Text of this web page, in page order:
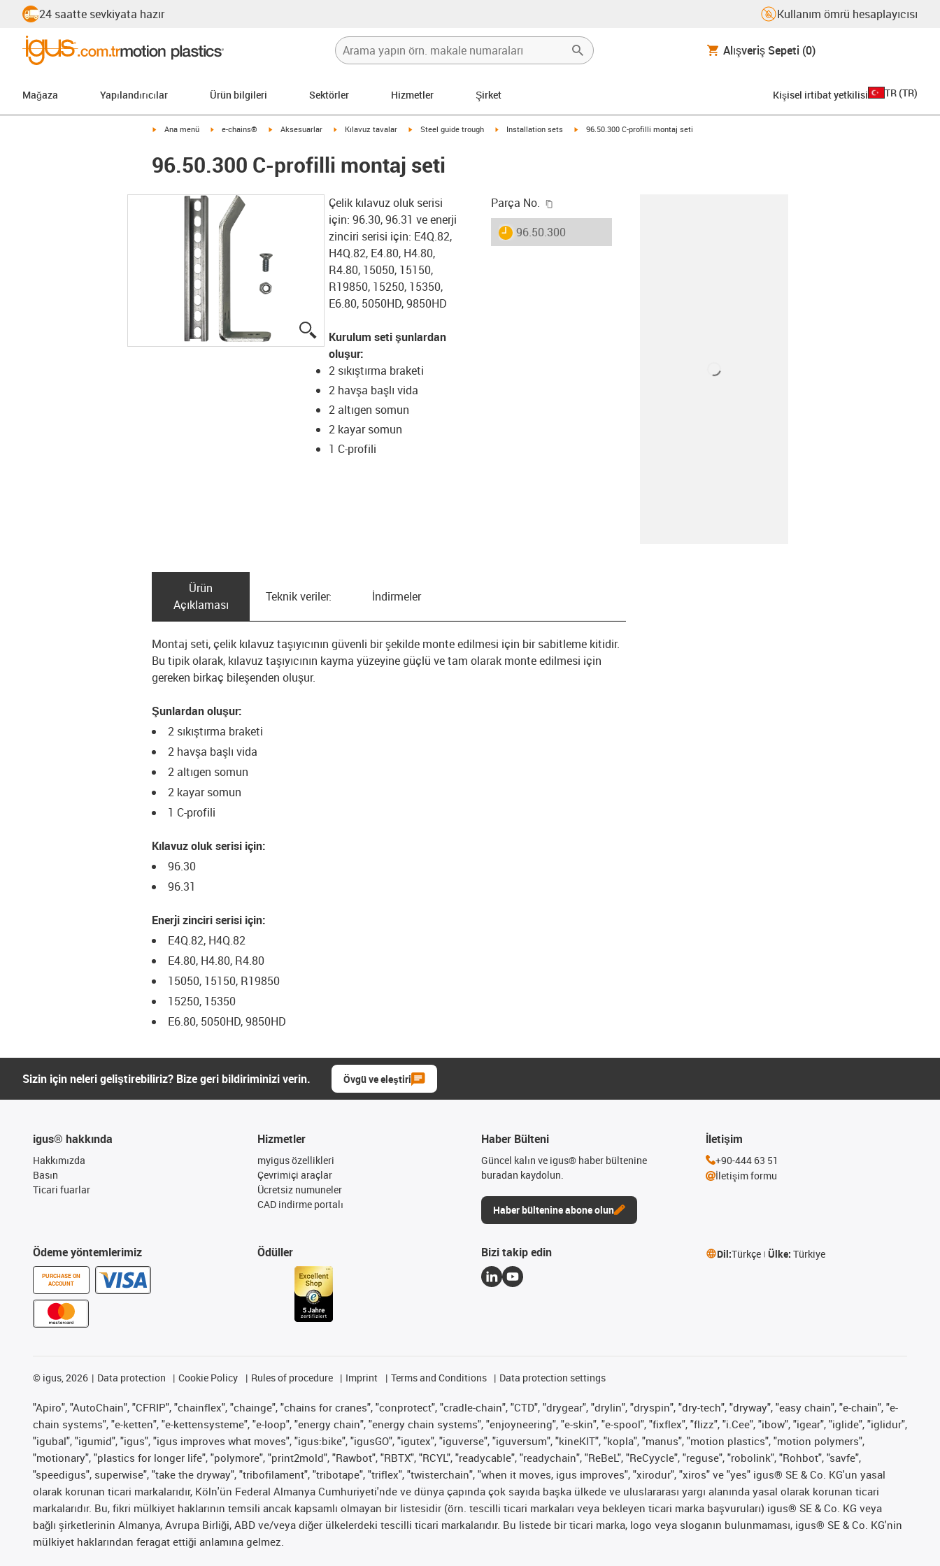
24 saatte sevkiyata hazır Kullanım ömrü hesaplayıcısı
Alışveriş Sepeti (0)
Mağaza Yapılandırıcılar Ürün bilgileri Sektörler Hizmetler Şirket Kişisel irtibat yetkilisi TR (TR)
igus-icon-arrow-right
Ana menü igus-icon-arrow-right
e-chains® igus-icon-arrow-right
Aksesuarlar igus-icon-arrow-right
Kılavuz tavalar igus-icon-arrow-right
Steel guide trough igus-icon-arrow-right
Installation sets igus-icon-arrow-right
96.50.300 C-profilli montaj seti
96.50.300 C-profilli montaj seti
Çelik kılavuz oluk serisi
için: 96.30, 96.31 ve enerji
zinciri serisi için: E4Q.82,
H4Q.82, E4.80, H4.80,
R4.80, 15050, 15150,
R19850, 15250, 15350,
E6.80, 5050HD, 9850HD
Kurulum seti şunlardan
oluşur:
2 sıkıştırma braketi
2 havşa başlı vida
2 altıgen somun
2 kayar somun
1 C-profili
Parça No.
igus-icon-lieferzeit
96.50.300
Ürün
Açıklaması
Teknik veriler: İndirmeler
Montaj seti, çelik kılavuz taşıyıcının güvenli bir şekilde monte edilmesi için bir sabitleme kitidir.
Bu tipik olarak, kılavuz taşıyıcının kayma yüzeyine güçlü ve tam olarak monte edilmesi için
gereken birkaç bileşenden oluşur.
Şunlardan oluşur:
2 sıkıştırma braketi
2 havşa başlı vida
2 altıgen somun
2 kayar somun
1 C-profili
Kılavuz oluk serisi için:
96.30
96.31
Enerji zinciri serisi için:
E4Q.82, H4Q.82
E4.80, H4.80, R4.80
15050, 15150, R19850
15250, 15350
E6.80, 5050HD, 9850HD
Sizin için neleri geliştirebiliriz? Bize geri bildiriminizi verin. Övgü ve eleştiri
igus® hakkında
Hakkımızda
Basın
Ticari fuarlar
Ödeme yöntemlerimiz
PURCHASE ON
ACCOUNT
Hizmetler
myigus özellikleri
Çevrimiçi araçlar
Ücretsiz numuneler
CAD indirme portalı
Ödüller
Haber Bülteni
Güncel kalın ve igus® haber bültenine
buradan kaydolun.
Haber bültenine abone olun
İletişim
+90-444 63 51
İletişim formu
Bizi takip edin Dil:Türkçe Ülke: Türkiye
© igus, 2026 Data protection Cookie Policy Rules of procedure Imprint Terms and Conditions Data protection settings
"Apiro", "AutoChain", "CFRIP", "chainflex", "chainge", "chains for cranes", "conprotect", "cradle-chain", "CTD", "drygear", "drylin", "dryspin", "dry-tech", "dryway", "easy chain", "e-chain", "e-
chain systems", "e-ketten", "e-kettensysteme", "e-loop", "energy chain", "energy chain systems", "enjoyneering", "e-skin", "e-spool", "fixflex", "flizz", "i.Cee", "ibow", "igear", "iglide", "iglidur",
"igubal", "igumid", "igus", "igus improves what moves", "igus:bike", "igusGO", "igutex", "iguverse", "iguversum", "kineKIT", "kopla", "manus", "motion plastics", "motion polymers",
"motionary", "plastics for longer life", "polymore", "print2mold", "Rawbot", "RBTX", "RCYL", "readycable", "readychain", "ReBeL", "ReCyycle", "reguse", "robolink", "Rohbot", "savfe",
"speedigus", superwise", "take the dryway", "tribofilament", "tribotape", "triflex", "twisterchain", "when it moves, igus improves", "xirodur", "xiros" ve "yes" igus® SE & Co. KG'un yasal
olarak korunan ticari markalarıdır, Köln'ün Federal Almanya Cumhuriyeti'nde ve dünya çapında çok sayıda başka ülkede ve uluslararası yargı alanında yasal olarak korunan ticari
markalarıdır. Bu, fikri mülkiyet haklarının temsili ancak kapsamlı olmayan bir listesidir (örn. tescilli ticari markaları veya bekleyen ticari marka başvuruları) igus® SE & Co. KG veya
bağlı şirketlerinin Almanya, Avrupa Birliği, ABD ve/veya diğer ülkelerdeki tescilli ticari markalarıdır. Bu listede bir ticari marka, logo veya sloganın bulunmaması, igus® SE & Co. KG'nin
mülkiyet haklarından feragat ettiği anlamına gelmez.